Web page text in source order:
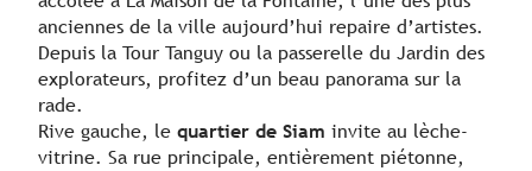
anciennes de la ville aujourd’hui repaire d’artistes.
Depuis la Tour Tanguy ou la passerelle du Jardin des
explorateurs, profitez d’un beau panorama sur la
rade.
Rive gauche, le quartier de Siam invite au lèche-
vitrine. Sa rue principale, entièrement piétonne,